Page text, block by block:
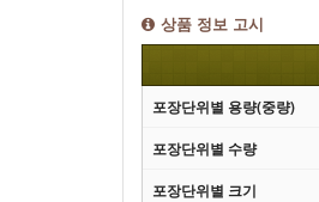
상품 정보 고시
포장단위별 용량(중량)
포장단위별 수량
포장단위별 크기